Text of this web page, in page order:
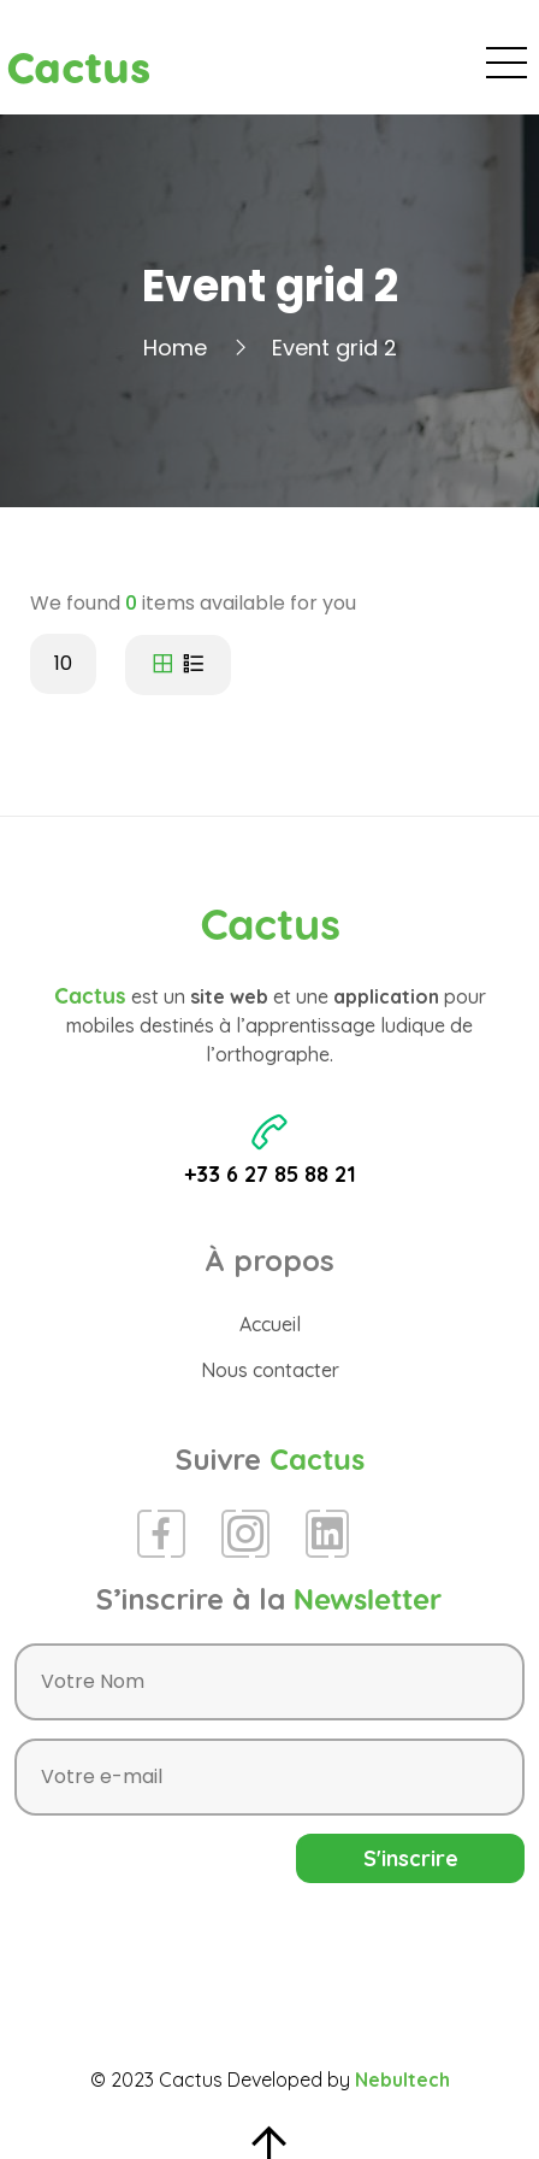
Cactus
Event grid 2
Home Event grid 2
We found 0 items available for you
10
Cactus
Cactus est un site web et une application pour
mobiles destinés à l’apprentissage ludique de
l’orthographe.
+33 6 27 85 88 21
À propos
Accueil
Nous contacter
Suivre Cactus
S’inscrire à la Newsletter
© 2023 Cactus Developed by Nebultech